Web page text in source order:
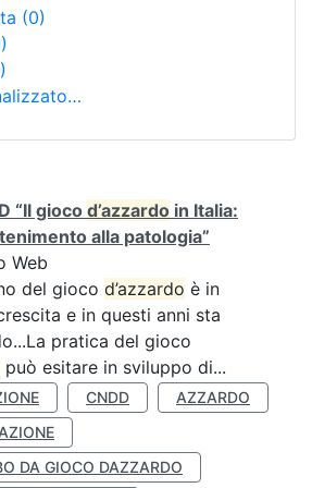
(0)
“Il gioco d’azzardo in Italia:
alla patologia”
Web
del gioco d’azzardo è in
e in questi anni sta
pratica del gioco
può esitare in sviluppo di...
CNDD
AZZARDO
DA GIOCO DAZZARDO